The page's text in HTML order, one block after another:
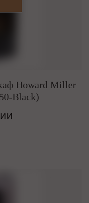
Howard Miller
Black)